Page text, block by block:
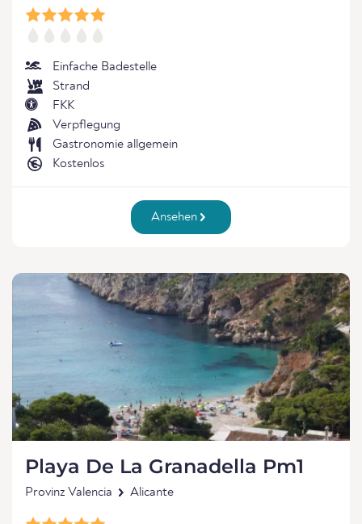
Einfache Badestelle
Strand
FKK
Verpflegung
Gastronomie allgemein
Kostenlos
Ansehen
Playa De La Granadella Pm1
Provinz Valencia Alicante